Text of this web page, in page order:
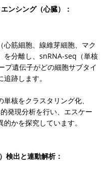
ンシング（心臓）：
筋細胞、線維芽細胞、マク
を分離し、snRNA-seq（単核
プ遺伝子がどの細胞サブタイ
跡します。
核をクラスタリング化、
発現分析を行い、エスケー
かを探究しています。
検出と連動解析：